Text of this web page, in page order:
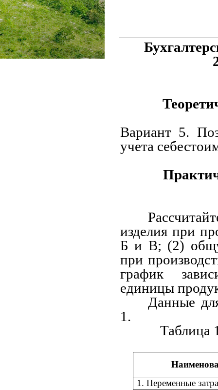
Вариант 5.
учета
изделия при
Б и В; (2)
при
график
единицы
Данные
1.
Таблица
1. Переменные